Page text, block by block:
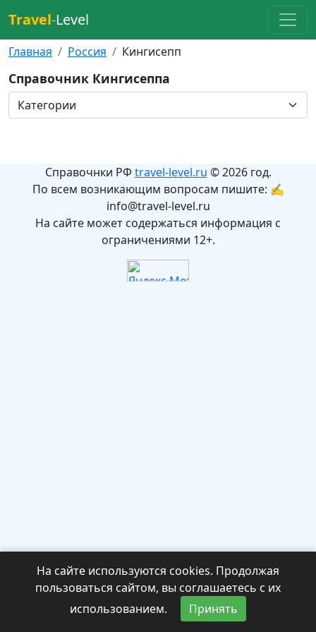
Travel-Level
Главная Россия Кингисепп
Справочник Кингисеппа
Справочнки РФ travel-level.ru © 2026 год.
По всем возникающим вопросам пишите: ✍
info@travel-level.ru
На сайте может содержаться информация с
ограничениями 12+.
На сайте используются cookies. Продолжая
пользоваться сайтом, вы соглашаетесь с их
использованием.
Принять